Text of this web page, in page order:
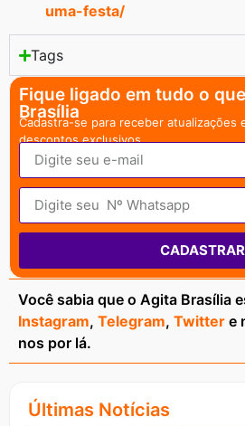
uma-festa/
Tags
Fique ligado em tudo o
Brasília
Cadastra-se para receber atualizações
descontos exclusivos.
CADASTRAR
Você sabia que o Agita Brasília
Instagram, Telegram, Twitter e
nos por lá.
Últimas Notícias